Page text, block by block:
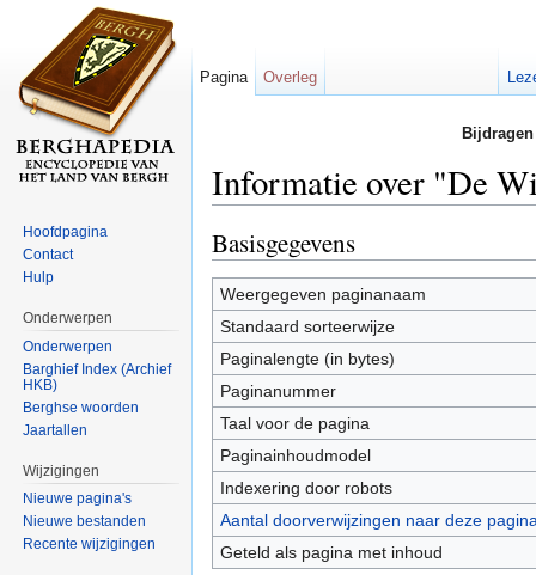
Informatie over "De
Basisgegevens
Weergegeven paginanaam
Standaard sorteerwijze
Paginalengte (in bytes)
Paginanummer
Taal voor de pagina
Paginainhoudmodel
Indexering door robots
Aantal doorverwijzingen naar deze
Geteld als pagina met inhoud
Pagina Overleg
Hoofdpagina
Contact
Hulp
Onderwerpen
Onderwerpen
Barghief Index (Archief
HKB)
Berghse woorden
Jaartallen
Wijzigingen
Nieuwe pagina's
Nieuwe bestanden
Recente wijzigingen